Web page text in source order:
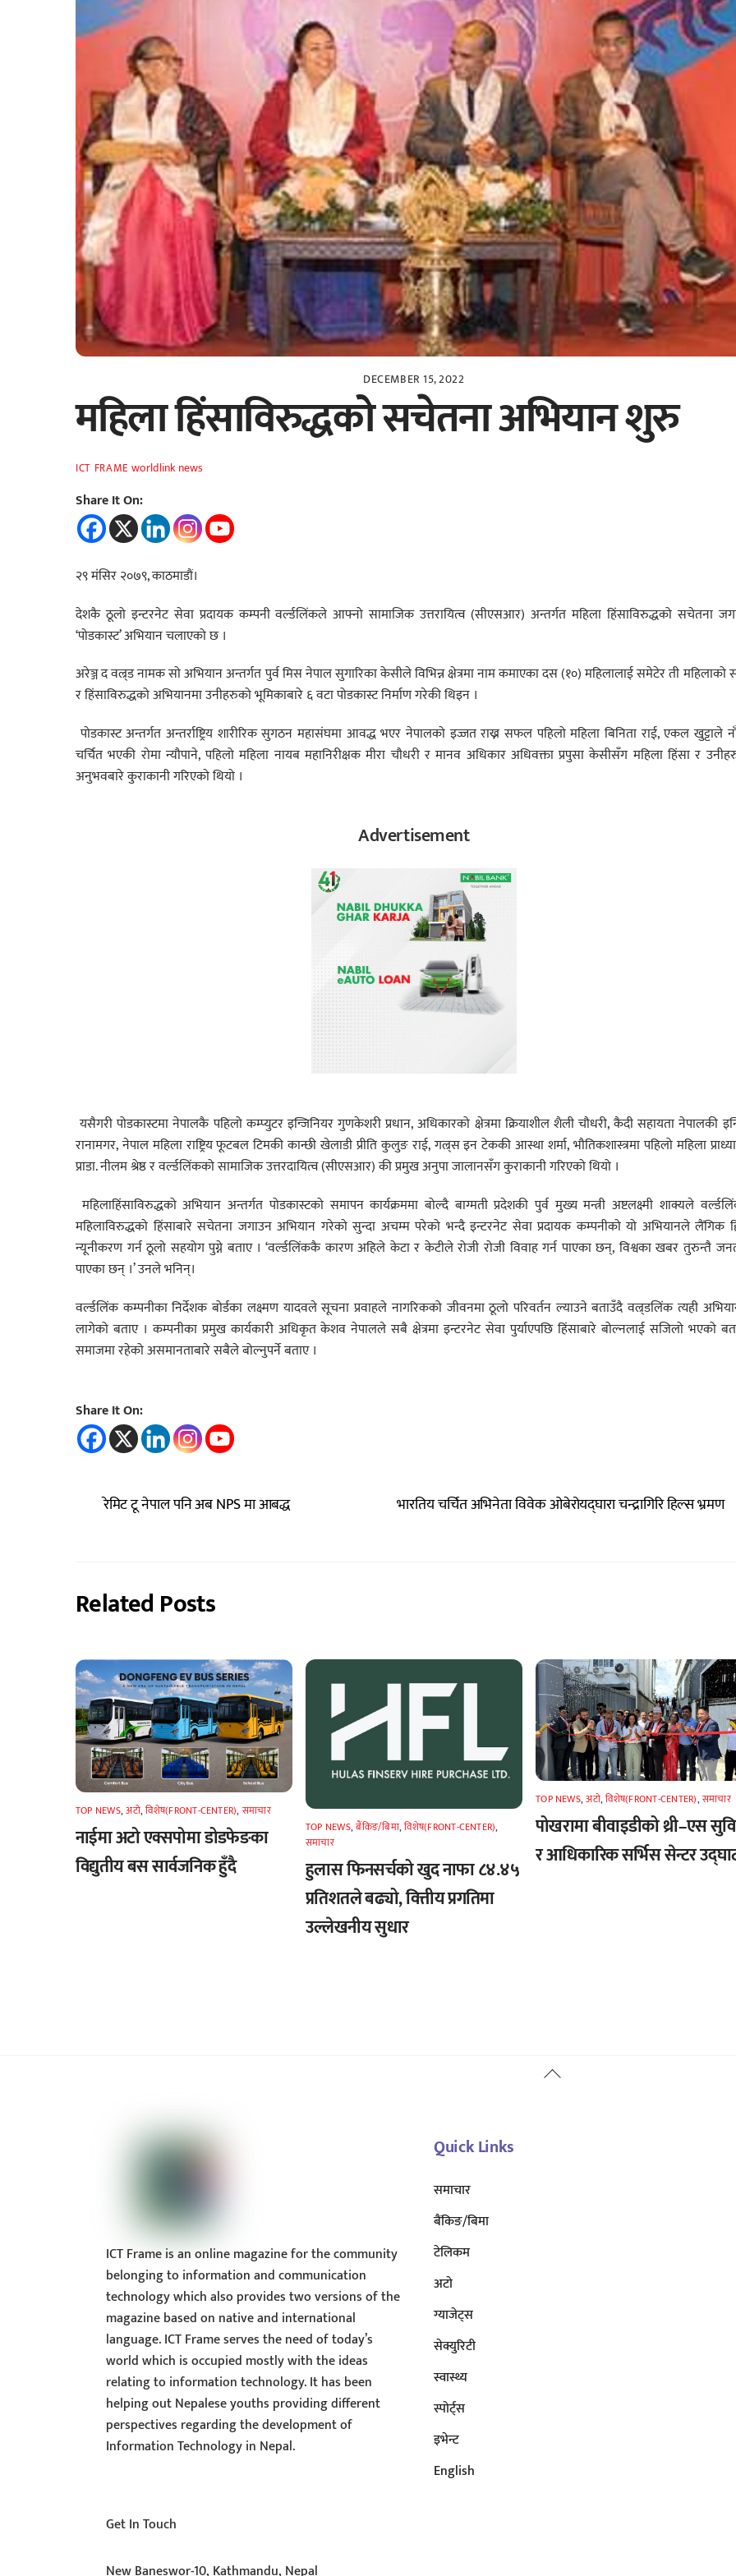
DECEMBER 15, 2022
महिला हिंसाविरुद्धको सचेतना अभियान शुरु
ICT FRAME worldlink news
Share It On:
२९ मंसिर २०७९, काठमाडौं।
देशकै ठूलो इन्टरनेट सेवा प्रदायक कम्पनी वर्ल्डलिंकले आफ्नो सामाजिक उत्तरायित्व(सीएसआर) अन्तर्गत महिला हिंसाविरुद्धको सचेतना
‘पोडकास्ट’ अभियान चलाएको छ ।
अरेञ्ज द वल्र्ड नामक सो अभियान अन्तर्गत पुर्व मिस नेपाल सुगारिका केसीले विभिन्न क्षेत्रमा नाम कमाएकादस (१०) महिलालाई समेटेर ती महिलाको
र हिंसाविरुद्धको अभियानमा उनीहरुको भूमिकाबारे ६ वटा पोडकास्ट निर्माण गरेकी थिइन ।
पोडकास्ट अन्तर्गत अन्तर्राष्ट्रिय शारीरिक सुगठन महासंघमा आवद्ध भएर नेपालको इज्जत राख्न सफल पहिलो महिला बिनिता राई,एकल खुट्टाले
चर्चित भएकी रोमा न्यौपाने,पहिलो महिला नायब महानिरीक्षक मीरा चौधरी र मानव अधिकार अधिवक्ता प्रपुसा केसीसँग महिला हिंसा र
अनुभवबारे कुराकानी गरिएको थियो ।
Advertisement
यसैगरी पोडकास्टमा नेपालकैपहिलो कम्प्युटर इन्जिनियर गुणकेशरी प्रधान,अधिकारको क्षेत्रमा क्रियाशील शैली चौधरी,कैदी सहायता नेपालकी
रानामगर,नेपाल महिला राष्ट्रिय फूटबल टिमकी कान्छी खेलाडी प्रीति कुलुङ राई,गल्र्स इन टेककी आस्था शर्मा,भौतिकशास्त्रमा पहिलो महिला
प्राडा. नीलम श्रेष्ठ र वर्ल्डलिंकको सामाजिक उत्तरदायित्व (सीएसआर) की प्रमुख अनुपाजालानसँग कुराकानी गरिएको थियो ।
महिलाहिंसाविरुद्धको अभियान अन्तर्गत पोडकास्टको समापन कार्यक्रममा बोल्दै बाग्मती प्रदेशकी पुर्व मुख्य मन्त्री अष्टलक्ष्मी शाक्यले
महिलाविरुद्धको हिंसाबारे सचेतना जगाउन अभियान गरेको सुन्दा अचम्म परेको भन्दै इन्टरनेट सेवा प्रदायक कम्पनीको यो अभियानले लैंगिक
न्यूनीकरण गर्न ठूलो सहयोग पुग्ने बताए । ‘वर्ल्डलिंककै कारण अहिले केटा र केटीले रोजी रोजी विवाह गर्न पाएका छन्,विश्वका खबर तुरुन्तै
पाएका छन् ।’ उनले भनिन्।
वर्ल्डलिंक कम्पनीका निर्देशक बोर्डका लक्ष्मण यादवले सूचना प्रवाहले नागरिकको जीवनमा ठूलो परिवर्तन ल्याउने बताउँदै वल्र्डलिंक त्यही
लागेको बताए । कम्पनीका प्रमुख कार्यकारी अधिकृत केशव नेपालले सबै क्षेत्रमा इन्टरनेट सेवा पुर्याएपछि हिंसाबारे बोल्नलाई सजिलो भएको
समाजमा रहेको असमानताबारे सबैले बोल्नुपर्ने बताए ।
Share It On:
रेमिट टू नेपाल पनि अब NPS मा आबद्ध भारतिय चर्चित अभिनेता विवेक ओबेरोयद्घारा चन्द्रागिरि हिल्स भ्रमण
Related Posts
TOP NEWS,अटाे,विशेष(FRONT-CENTER), समाचार
नाईमा अटो एक्सपोमा डोडफेङका
विद्युतीय बस सार्वजनिक हुँदै
TOP NEWS,बैंकिङ/बिमा,विशेष(FRONT-CENTER),
समाचार
हुलास फिनसर्चको खुद नाफा ८४.४५
प्रतिशतले बढ्यो, वित्तीय प्रगतिमा
उल्लेखनीय सुधार
TOP NEWS,अटाे,विशेष(FRONT-CENTER),समाचार
पोखरामा बीवाइडीको थ्री–एस
र आधिकारिक सर्भिस सेन्टर
Back
ICT Frame is an online magazine for the community
belonging to information and communication
technology which also provides two versions of the
magazine based on native and international
language. ICT Frame serves the need of today’s
world which is occupied mostly with the ideas
relating to information technology. It has been
helping out Nepalese youths providing different
perspectives regarding the development of
Information Technology in Nepal.
Quick Links
समाचार
बैंकिङ/बिमा
टेलिकम
अटाे
ग्याजेट्स
सेक्युरिटी
स्वास्थ्य
स्पोर्ट्स
इभेन्ट
English
Get In Touch
New Baneswor-10, Kathmandu, Nepal